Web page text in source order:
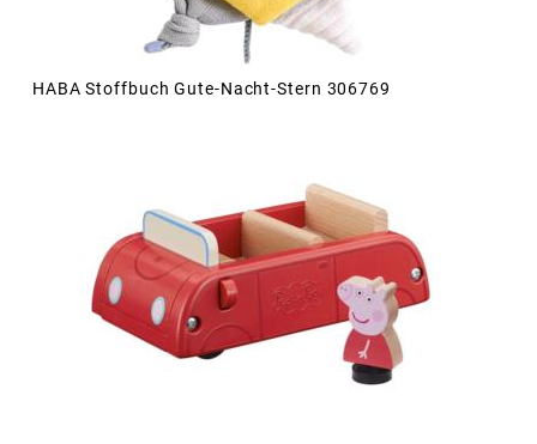
HABA Stoffbuch Gute-Nacht-Stern 306769